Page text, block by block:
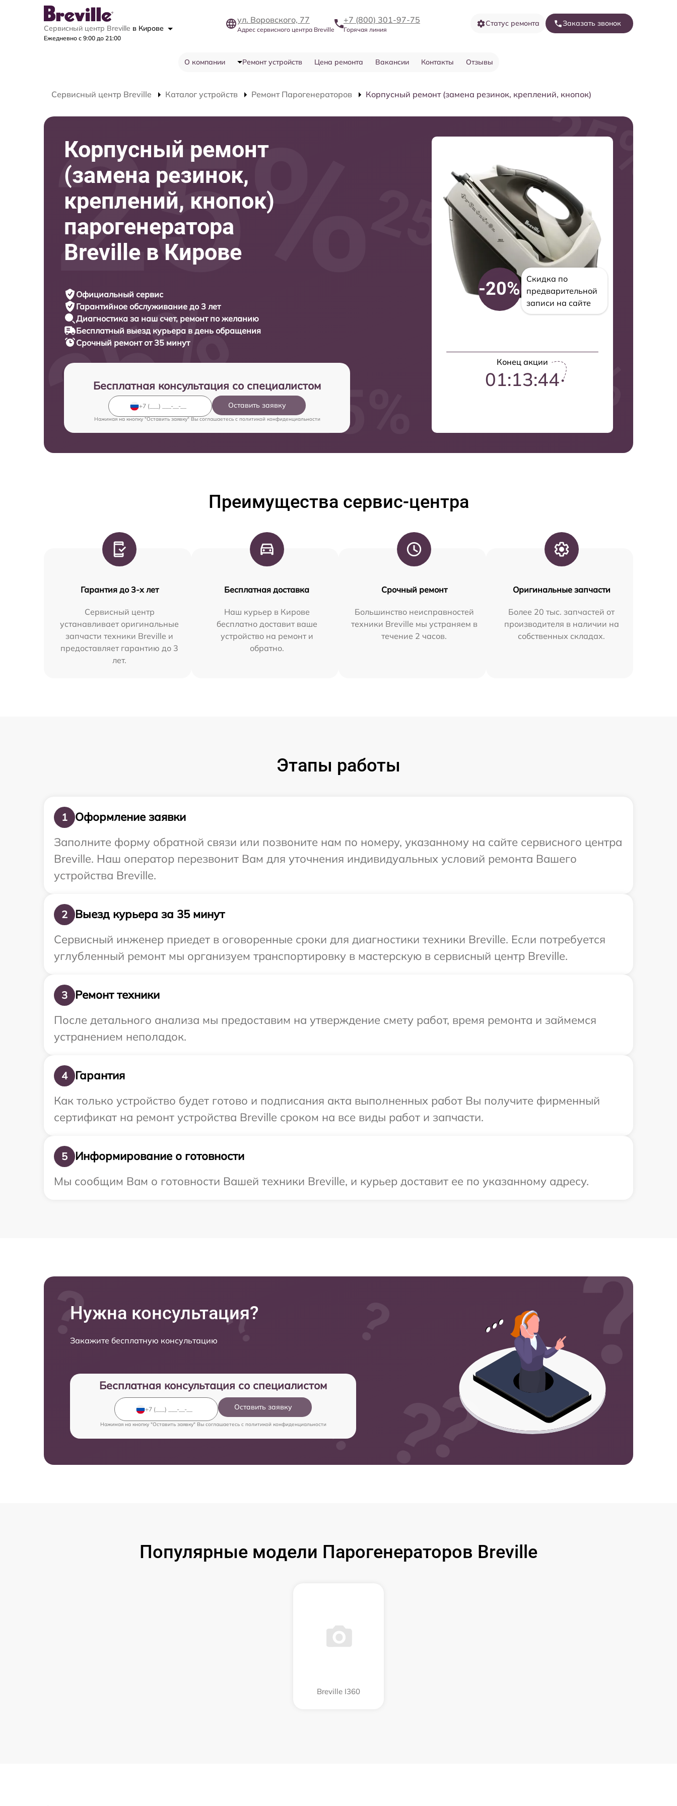
Сервисный центр Breville в Кирове
Ежедневно с 9:00 до 21:00
ул. Воровского, 77
Адрес сервисного центра Breville
+7 (800) 301-97-75
Горячая линия
Статус ремонта Заказать звонок
О компании Ремонт устройств Цена ремонта Вакансии Контакты Отзывы
Сервисный центр Breville Каталог устройств Ремонт Парогенераторов Корпусный ремонт (замена резинок, креплений, кнопок)
Корпусный ремонт
(замена резинок,
креплений, кнопок)
парогенератора
Breville в Кирове
Официальный сервис
Гарантийное обслуживание до 3 лет
Диагностика за наш счет, ремонт по желанию
Бесплатный выезд курьера в день обращения
Срочный ремонтот 35 минут
Бесплатная консультация со специалистом
Оставить заявку
Нажимая на кнопку "Оставить заявку" Вы соглашаетесь c политикой конфиденциальности
-20%
Скидка по
предварительной
записи на сайте
Конец акции
01:13:43
Преимущества сервис-центра
Гарантия до 3-х лет
Сервисный центр
устанавливает оригинальные
запчасти техники Breville и
предоставляет гарантию до 3
лет.
Бесплатная доставка
Наш курьер в Кирове
бесплатно доставит ваше
устройство на ремонт и
обратно.
Срочный ремонт
Большинство неисправностей
техники Breville мы устраняем в
течение 2 часов.
Оригинальные запчасти
Более 20 тыс. запчастей от
производителя в наличии на
собственных складах.
Этапы работы
1
Оформление заявки
Заполните форму обратной связи или позвоните нам по номеру, указанному на сайте сервисного центра
Breville. Наш оператор перезвонит Вам для уточнения индивидуальных условий ремонта Вашего
устройства Breville.
2
Выезд курьера за 35 минут
Сервисный инженер приедет в оговоренные сроки для диагностики техники Breville. Если потребуется
углубленный ремонт мы организуем транспортировку в мастерскую в сервисный центр Breville.
3
Ремонт техники
После детального анализа мы предоставим на утверждение смету работ, время ремонта и займемся
устранением неполадок.
4
Гарантия
Как только устройство будет готово и подписания акта выполненных работ Вы получите фирменный
сертификат на ремонт устройства Breville сроком на все виды работ и запчасти.
5
Информирование о готовности
Мы сообщим Вам о готовности Вашей техники Breville, и курьер доставит ее по указанному адресу.
Нужна консультация?
Закажите бесплатную консультацию
Бесплатная консультация со специалистом
Оставить заявку
Нажимая на кнопку "Оставить заявку" Вы соглашаетесь c политикой конфиденциальности
Популярные модели Парогенераторов Breville
Breville I360